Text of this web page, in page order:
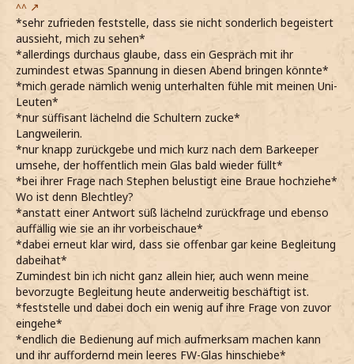
^^
*sehr zufrieden feststelle, dass sie nicht sonderlich begeistert
aussieht, mich zu sehen*
*allerdings durchaus glaube, dass ein Gespräch mit ihr
zumindest etwas Spannung in diesen Abend bringen könnte*
*mich gerade nämlich wenig unterhalten fühle mit meinen Uni-
Leuten*
*nur süffisant lächelnd die Schultern zucke*
Langweilerin.
*nur knapp zurückgebe und mich kurz nach dem Barkeeper
umsehe, der hoffentlich mein Glas bald wieder füllt*
*bei ihrer Frage nach Stephen belustigt eine Braue hochziehe*
Wo ist denn Blechtley?
*anstatt einer Antwort süß lächelnd zurückfrage und ebenso
auffällig wie sie an ihr vorbeischaue*
*dabei erneut klar wird, dass sie offenbar gar keine Begleitung
dabeihat*
Zumindest bin ich nicht ganz allein hier, auch wenn meine
bevorzugte Begleitung heute anderweitig beschäftigt ist.
*feststelle und dabei doch ein wenig auf ihre Frage von zuvor
eingehe*
*endlich die Bedienung auf mich aufmerksam machen kann
und ihr auffordernd mein leeres FW-Glas hinschiebe*